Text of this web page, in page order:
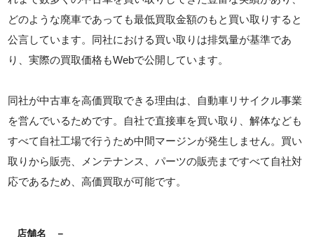
どのような廃車であっても最低買取金額のもと買い取りすると
公言しています。同社における買い取りは排気量が基準であ
り、実際の買取価格もWebで公開しています。
同社が中古車を高価買取できる理由は、自動車リサイクル事業
を営んでいるためです。自社で直接車を買い取り、解体なども
すべて自社工場で行うため中間マージンが発生しません。買い
取りから販売、メンテナンス、パーツの販売まですべて自社対
応であるため、高価買取が可能です。
店舗名 －